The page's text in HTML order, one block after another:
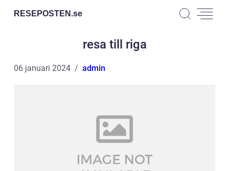
RESEPOSTEN.se
resa till riga
06 januari 2024 admin